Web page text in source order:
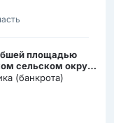
площадью
сельском округе
(банкрота)